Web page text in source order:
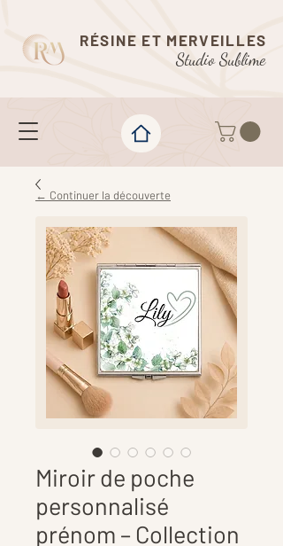
RÉSINE ET MERVEILLES
Studio Sublime
Miroir de poche
personnalisé
prénom – Collection
← Continuer la découverte